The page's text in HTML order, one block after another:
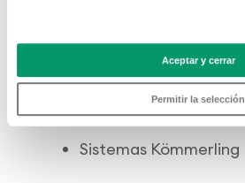
Aceptar y cerrar
Permitir la selección
Sistemas Kömmerling